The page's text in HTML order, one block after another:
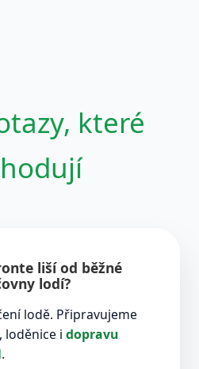
které
liší od běžné
lodí?
lodě. Připravujeme
loděnice i dopravu
.